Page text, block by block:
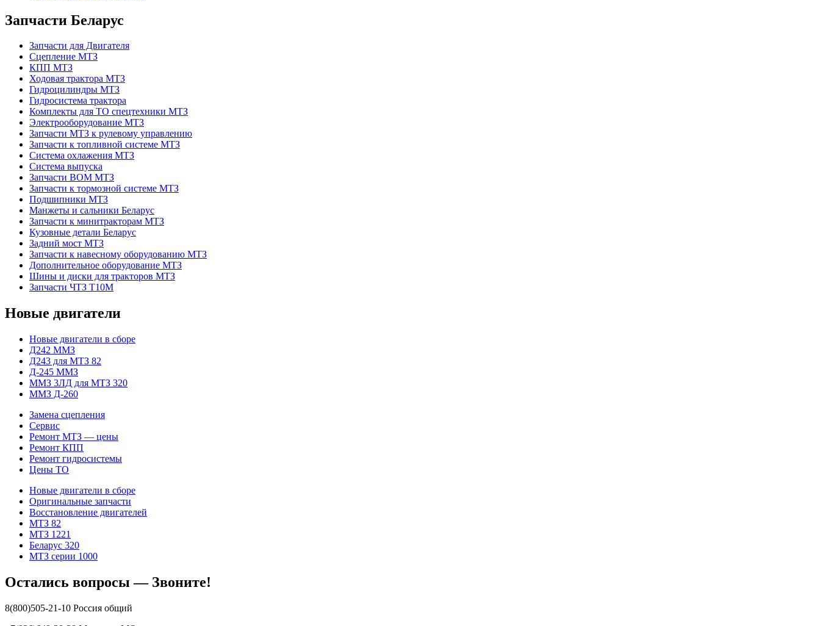
Запчасти Беларус
Запчасти для Двигателя
Сцепление МТЗ
КПП МТЗ
Ходовая трактора МТЗ
Гидроцилиндры МТЗ
Гидросистема трактора
Комплекты для ТО спецтехники МТЗ
Электрооборудование МТЗ
Запчасти МТЗ к рулевому управлению
Запчасти к топливной системе МТЗ
Система охлажения МТЗ
Система выпуска
Запчасти ВОМ МТЗ
Запчасти к тормозной системе МТЗ
Подшипники МТЗ
Манжеты и сальники Беларус
Запчасти к минитракторам МТЗ
Кузовные детали Беларус
Задний мост МТЗ
Запчасти к навесному оборудованию МТЗ
Дополнительное оборудование МТЗ
Шины и диски для тракторов МТЗ
Запчасти ЧТЗ Т10М
Новые двигатели
Новые двигатели в сборе
Д242 ММЗ
Д243 для МТЗ 82
Д-245 ММЗ
ММЗ 3ЛД для МТЗ 320
ММЗ Д-260
Замена сцепления
Сервис
Ремонт МТЗ — цены
Ремонт КПП
Ремонт гидросистемы
Цены ТО
Новые двигатели в сборе
Оригинальные запчасти
Восстановление двигателей
МТЗ 82
МТЗ 1221
Беларус 320
МТЗ серии 1000
Остались вопросы — Звоните!
8(800)505-21-10 Россия общий